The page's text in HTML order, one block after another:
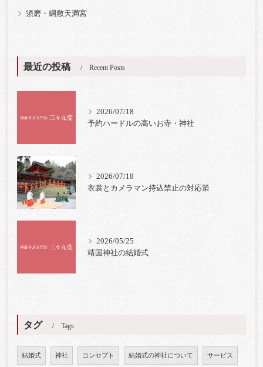
須磨・綱敷天満宮
最近の投稿 Recent Posts
2026/07/18
予約ハードルの高いお寺・神社
2026/07/18
衣裳とカメラマン持込禁止の対応策
2026/05/25
靖国神社の結婚式
タグ Tags
結婚式 神社 コンセプト 結婚式の神社について サービス